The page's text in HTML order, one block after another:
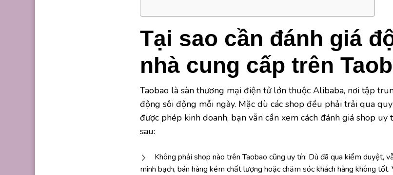
Tại sao cần đánh giá
nhà cung cấp trên
Taobao là sàn thương mại điện tử lớn thuộc Alibaba, nơi tập
động sôi động mỗi ngày. Mặc dù các shop đều phải trải qua
được phép kinh doanh, bạn vẫn cần xem cách đánh giá shop
sau:
Không phải shop nào trên Taobao cũng uy tín: Dù đã qua kiểm duyệt,
minh bạch, bán hàng kém chất lượng hoặc chăm sóc khách hàng không